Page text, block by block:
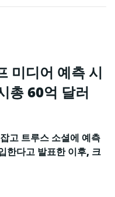
미디어 예측 시
총 60억 달러
고 트루스 소셜에 예측
한다고 발표한 이후, 크